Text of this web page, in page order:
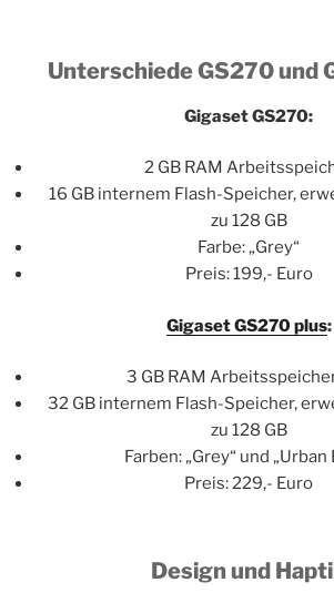
Unterschiede GS270 und
Gigaset GS270:
2 GB RAM
16 GB internem Flash-Speicher,
zu 128 GB
Farbe: „Grey“
Preis: 199,- Euro
Gigaset GS270 plus:
3 GB RAM
32 GB internem Flash-Speicher,
zu 128 GB
Farben: „Grey“ und „Urban
Preis: 229,- Euro
Design und